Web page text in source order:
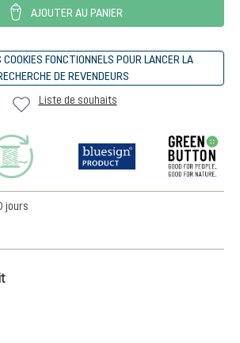
AJOUTER AU PANIER
FONCTIONNELS POUR LANCER LA
DE REVENDEURS
Liste de souhaits
jours